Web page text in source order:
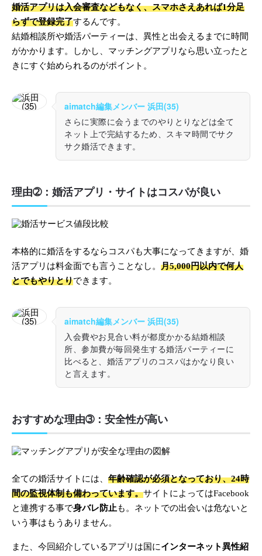
婚活アプリは入会審査などもなく、スマホさえあれば1分足
らずで登録完了するんです。
結婚相談所や婚活パーティーは、異性と出会えるまでに時間
がかかります。しかし、マッチングアプリなら思い立ったと
きにすぐ始められるのがポイント。
aimatch編集メンバー 浜田(35)
さらに実際に会うまでのやりとりなどは全て
ネット上で完結するため、スキマ時間でサク
サク婚活できます。
理由➁：婚活アプリ・サイトはコスパが良い
本格的に婚活をするならコスパも大事になってきますが、婚
活アプリは料金面でも言うことなし。 月5,000円以内で何人
とでもやりとりできます。
aimatch編集メンバー 浜田(35)
入会費やお見合い料が都度かかる結婚相談
所、参加費が毎回発生する婚活パーティーに
比べると、婚活アプリのコスパはかなり良い
と言えます。
おすすめな理由➂：安全性が高い
全ての婚活サイトには、 年齢確認が必須となっており、24時
間の監視体制も備わっています。サイトによってはFacebook
と連携する事で身バレ防止も。ネットでの出会いは危ないと
いう事はもうありません。
また、今回紹介しているアプリは国にインターネット異性紹